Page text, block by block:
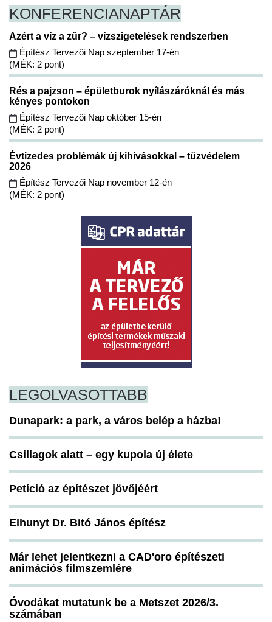
KONFERENCIANAPTÁR
Azért a víz a zűr? – vízszigetelések rendszerben
Építész Tervezői Nap szeptember 17-én
(MÉK: 2 pont)
Rés a pajzson – épületburok nyílászáróknál és más
kényes pontokon
Építész Tervezői Nap október 15-én
(MÉK: 2 pont)
Évtizedes problémák új kihívásokkal – tűzvédelem
2026
Építész Tervezői Nap november 12-én
(MÉK: 2 pont)
LEGOLVASOTTABB
Dunapark: a park, a város belép a házba!
Csillagok alatt – egy kupola új élete
Petíció az építészet jövőjéért
Elhunyt Dr. Bitó János építész
Már lehet jelentkezni a CAD'oro építészeti
animációs filmszemlére
Óvodákat mutatunk be a Metszet 2026/3.
számában